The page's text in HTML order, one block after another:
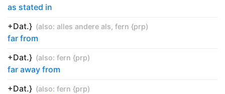
as stated in
+Dat.} (also: alles andere als, fern {prp)
far from
+Dat.} (also: fern {prp)
far away from
+Dat.} (also: fern {prp)